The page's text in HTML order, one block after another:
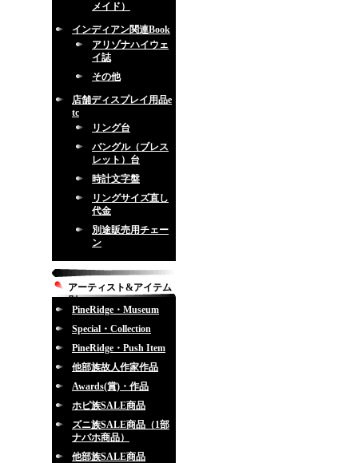
メイド）
インディアン関連Book
アリゾナハイウェ
イ誌
その他
店舗ディスプレイ用品e
tc
リング台
バングル（ブレス
レット）台
時計文字盤
リングサイズ直し
代金
別途販売用チェー
ン
アーティスト&アイテム
別
PineRidge・Museum
Special・Collection
PineRidge・Push Item
他部族故人作家作品
Awards(賞)・作品
ホピ族SALE商品
ズニ族SALE商品（1部
ナバホ商品）
他部族SALE商品